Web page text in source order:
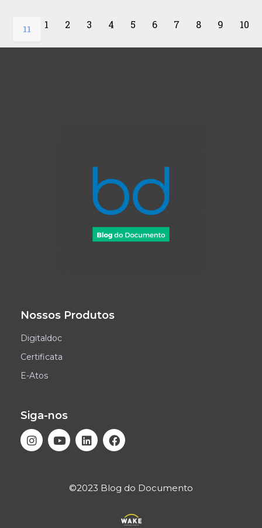
1 2 3 4 5 6 7 8 9 10
11
Nossos Produtos
Digitaldoc
Certificata
E-Atos
Siga-nos
©2023 Blog do Documento